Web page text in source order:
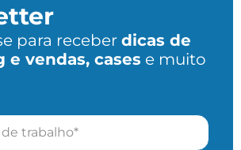
para receber dicas de
e vendas, cases e muito